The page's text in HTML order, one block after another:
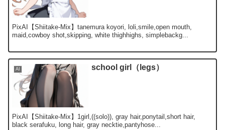
PixAI【Shiitake-Mix】tanemura koyori, loli,smile,open mouth,
maid,cowboy shot,skipping, white thighhighs, simplebackg...
AI school girl（legs）
PixAI【Shiitake-Mix】1girl,((solo)), gray hair,ponytail,short hair,
black serafuku, long hair, gray necktie,pantyhose...